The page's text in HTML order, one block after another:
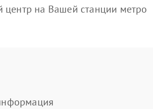
на Вашей станции метро